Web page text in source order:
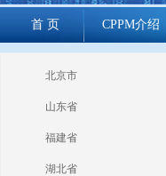
首 页 CPPM介绍
cppm报考常见
问题
北京市
山东省
福建省
湖北省